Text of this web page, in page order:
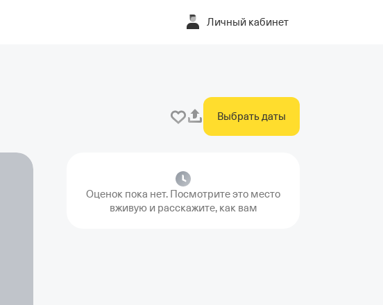
Личный кабинет
Выбрать даты
Оценок пока нет. Посмотрите это место
вживую и расскажите, как вам